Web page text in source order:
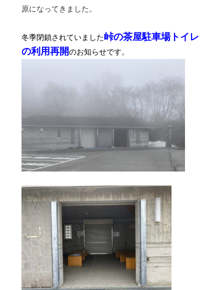
原になってきました。
冬季閉鎖されていました峠の茶屋駐車場トイレ
の利用再開のお知らせです。